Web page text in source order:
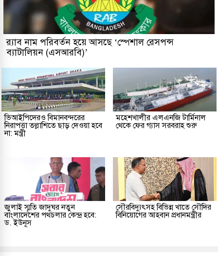
র‌্যাব নাম পরিবর্তন হয়ে আসছে ‘স্পেশাল রেসপন্স
ব্যাটালিয়ন (এসআরবি)’
ভিআইপিদেরও বিমানবন্দরের
নিরাপত্তা তল্লাশিতে ছাড় দেওয়া হবে
না: মন্ত্রী
মহেশখালীর এলএনজি টার্মিনাল
থেকে ফের গ্যাস সরবরাহ শুরু
জুলাই স্মৃতি জাদুঘর নতুন
বাংলাদেশের পথচলার কেন্দ্র হবে:
ড. ইউনূস
সৌরবিদ্যুৎসহ বিভিন্ন খাতে সৌদির
বিনিয়োগের আহবান প্রধানমন্ত্রীর